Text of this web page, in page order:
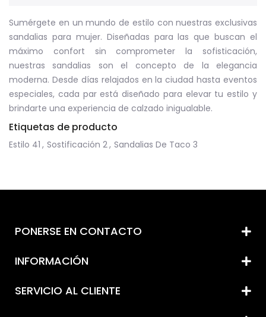
Sumérgete en un mundo de estilo con nuestras exclusivas
sandalias para mujer. Diseñadas para las que buscan el
máximo confort sin comprometer la sofisticación,
nuestras sandalias son el concepto de la elegancia
moderna. Desde días relajados en la ciudad hasta eventos
especiales, cada par está diseñado para elevar tu estilo y
brindarte una experiencia de calzado inigualable.
Etiquetas de producto
Estilo 41 , Sostificación 2, Sandalias De Taco 3
PONERSE EN CONTACTO
INFORMACIÓN
SERVICIO AL CLIENTE